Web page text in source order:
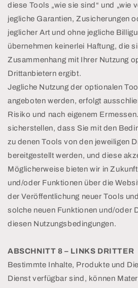
diese Tools „wie sie sind“ und „wie
jegliche Garantien, Zusicherungen
jeglicher Art und ohne jegliche
übernehmen keinerlei Haftung, die
Zusammenhang mit Ihrer Nutzung
Drittanbietern ergibt.
Jegliche Nutzung der optionalen
angeboten werden, erfolgt
Risiko und nach eigenem
sicherstellen, dass Sie mit den
zu denen Tools von den jeweiligen
bereitgestellt werden, und diese
Möglicherweise bieten wir in
und/oder Funktionen über die
der Veröffentlichung neuer Tools
solche neuen Funktionen und/oder
diesen Nutzungsbedingungen.
ABSCHNITT 8 – LINKS DRITTER
Bestimmte Inhalte, Produkte und
Dienst verfügbar sind, können